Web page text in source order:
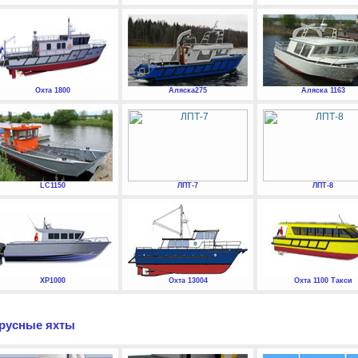
Охта 1800 Аляска275 Аляска 1163
LC1150 ЛПТ-7 ЛПТ-8
XP1000 Охта 13004 Охта 1100 Такси
яхты